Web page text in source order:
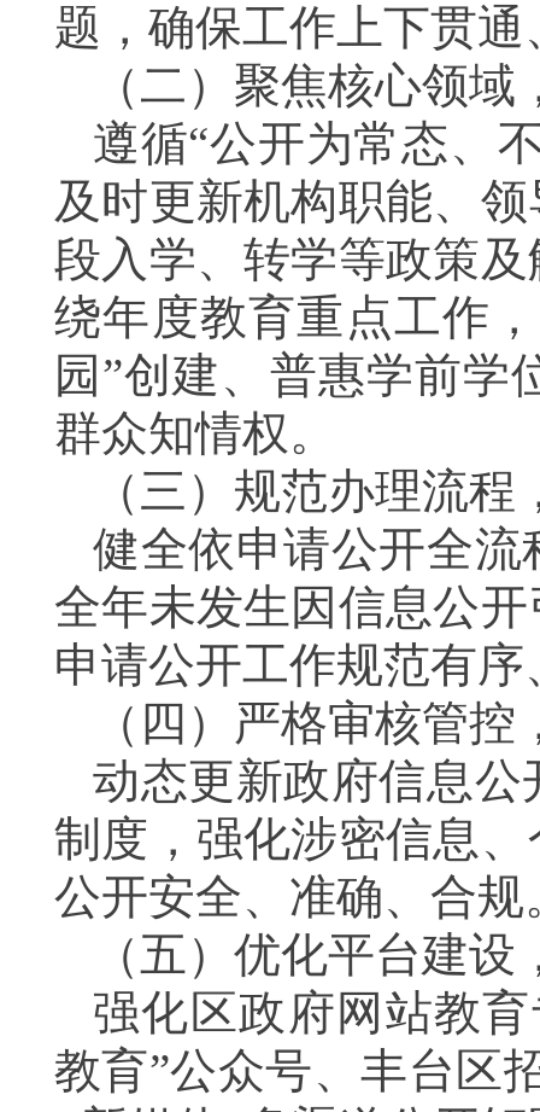
题，确保工作上下贯
（二）聚焦核心领
遵循“公开为常态、
及时更新机构职能、
段入学、转学等政策
绕年度教育重点工作
园”创建、普惠学前学
群众知情权。
（三）规范办理流
健全依申请公开全
全年未发生因信息公
申请公开工作规范有
（四）严格审核管
动态更新政府信息
制度，强化涉密信息
公开安全、准确、合规
（五）优化平台建
强化区政府网站教
教育”公众号、丰台区